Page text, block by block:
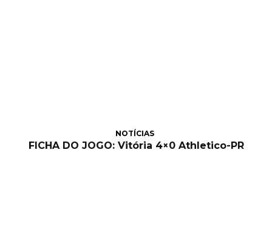
NOTÍCIAS
FICHA DO JOGO: Vitória 4×0 Athletico-PR